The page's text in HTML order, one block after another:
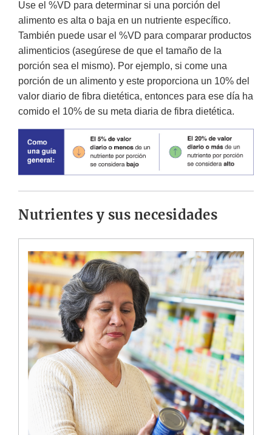
Use el %VD para determinar si una porción del
alimento es alta o baja en un nutriente específico.
También puede usar el %VD para comparar productos
alimenticios (asegúrese de que el tamaño de la
porción sea el mismo). Por ejemplo, si come una
porción de un alimento y este proporciona un 10% del
valor diario de fibra dietética, entonces para ese día ha
comido el 10% de su meta diaria de fibra dietética.
Nutrientes y sus necesidades